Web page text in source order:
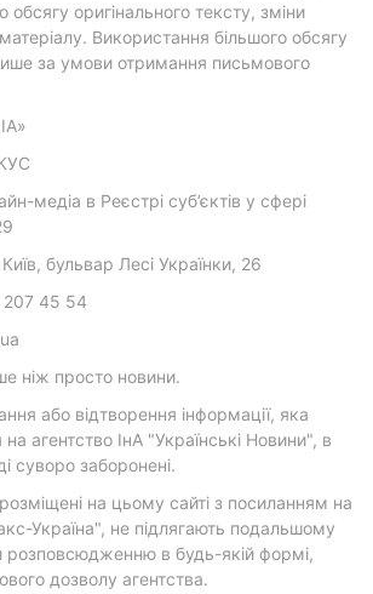
обсягу оригінального тексту, зміни
Використання більшого обсягу
за умови отримання письмового
медіа в Реєстрі суб’єктів у сфері
бульвар Лесі Українки, 26
45 54
ніж просто новини.
або відтворення інформації, яка
агентство ІнА "Українські Новини", в
суворо заборонені.
розміщені на цьому сайті з посиланням на
Україна", не підлягають подальшому
розповсюдженню в будь-якій формі,
дозволу агентства.